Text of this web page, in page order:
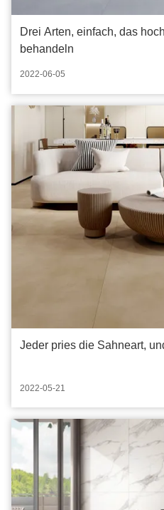
Drei Arten, einfach, das
behandeln
2022-06-05
Jeder pries die Sahneart,
2022-05-21